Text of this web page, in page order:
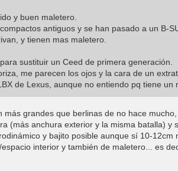
y buen maletero.
antiguos y se han pasado a un B-
y tienen mas maletero.
sustituir un Ceed de primera generación.
me parecen los ojos y la cara de un
de Lexus, aunque no entiendo pq tiene un
grandes que berlinas de no hace
(más anchura exterior y la misma batalla)
y bajito posible aunque sí 10-
interior y también de maletero... es